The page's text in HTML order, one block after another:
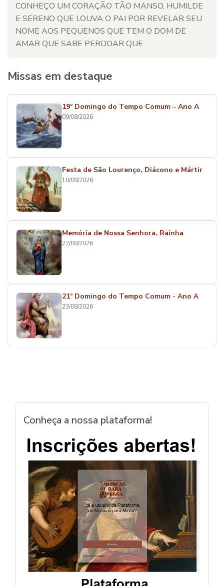
CONHEÇO UM CORAÇÃO TÃO MANSO, HUMILDE
E SERENO QUE LOUVA O PAI POR REVELAR SEU
NOME AOS PEQUENOS QUE TEM O DOM DE
AMAR QUE SABE PERDOAR QUE...
Missas em destaque
19º Domingo do Tempo Comum – Ano A
09/08/2026
Festa de São Lourenço, Diácono e Mártir
10/08/2026
Memória de Nossa Senhora, Rainha
22/08/2026
21º Domingo do Tempo Comum - Ano A
23/08/2026
Conheça a nossa plataforma!